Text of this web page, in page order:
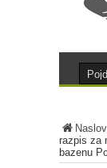
razpis za
bazenu